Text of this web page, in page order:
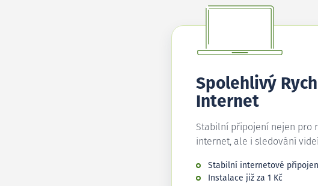
Spolehlivý
Internet
Stabilní připojení nejen pro
internet, ale i sledování
Stabilní internetové
Instalace již za 1 Kč